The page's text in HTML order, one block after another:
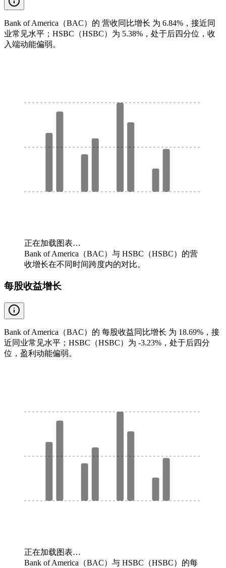
Bank of America（BAC）的 营收同比增长 为 6.84%，接近同
业常见水平；HSBC（HSBC）为 5.38%，处于后四分位，收
入端动能偏弱。
正在加载图表…
Bank of America（BAC）与 HSBC（HSBC）的营
收增长在不同时间跨度内的对比。
每股收益增长
Bank of America（BAC）的 每股收益同比增长 为 18.69%，接
近同业常见水平；HSBC（HSBC）为 -3.23%，处于后四分
位，盈利动能偏弱。
正在加载图表…
Bank of America（BAC）与 HSBC（HSBC）的每